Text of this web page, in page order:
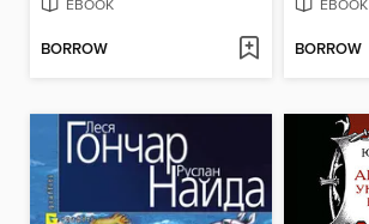
EBOOK
BORROW
EBOOK
BORROW